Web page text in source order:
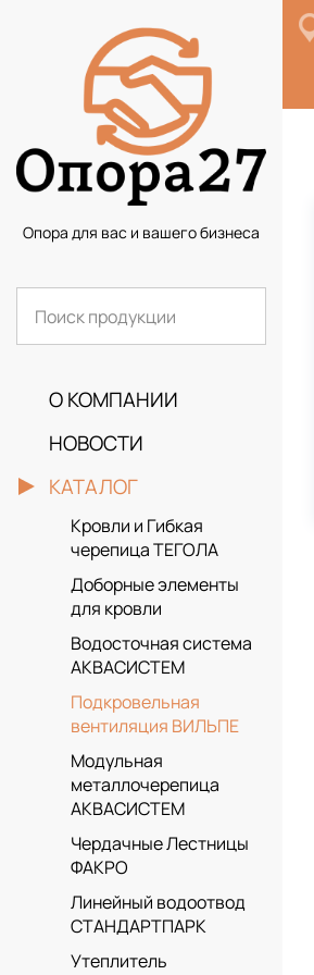
Опора для вас и вашего бизнеса
О КОМПАНИИ
НОВОСТИ
КАТАЛОГ
Кровли и Гибкая
черепица ТЕГОЛА
Доборные элементы
для кровли
Водосточная система
АКВАСИСТЕМ
Подкровельная
вентиляция ВИЛЬПЕ
Модульная
металлочерепица
АКВАСИСТЕМ
Чердачные Лестницы
ФАКРО
Линейный водоотвод
СТАНДАРТПАРК
Утеплитель